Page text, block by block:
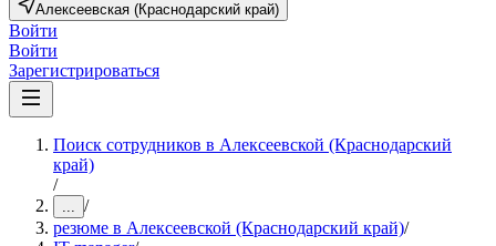
Алексеевская (Краснодарский край)
Войти
Войти
Зарегистрироваться
Поиск сотрудников в Алексеевской (Краснодарский
край)
/
... /
резюме в Алексеевской (Краснодарский край)/